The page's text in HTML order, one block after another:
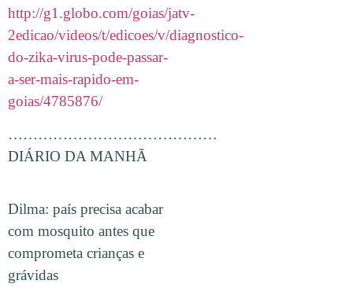
http://g1.globo.com/goias/jatv-
2edicao/videos/t/edicoes/v/diagnostico-
do-zika-virus-pode-passar-
a-ser-mais-rapido-em-
goias/4785876/
……………………………………
DIÁRIO DA MANHÃ
Dilma: país precisa acabar
com mosquito antes que
comprometa crianças e
grávidas